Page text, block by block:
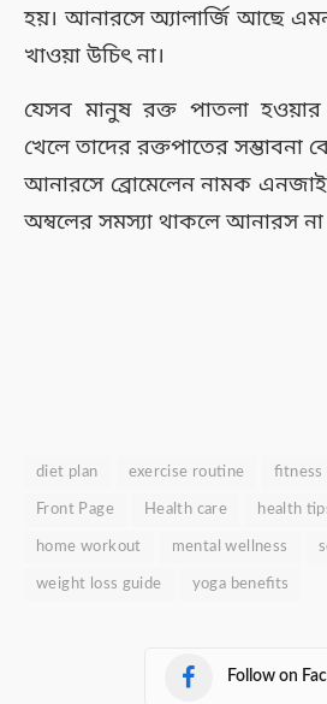
হয়। আনারসে অ্যালার্জি আছে
খাওয়া উচিৎ না।
যেসব মানুষ রক্ত পাতলা
খেলে তাদের রক্তপাতের সম্ভাবনা
আনারসে ব্রোমেলেন নামক
অম্বলের সমস্যা থাকলে আনারস
diet plan exercise routine fitness
Front Page Health care health
home workout mental wellness
weight loss guide yoga benefits
Follow on